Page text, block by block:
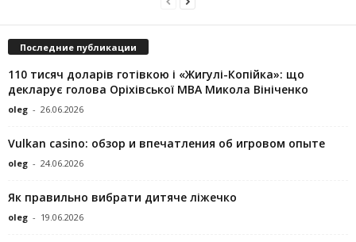
Последние публикации
110 тисяч доларів готівкою і «Жигулі-Копійка»: що
декларує голова Оріхівської МВА Микола Вініченко
oleg - 26.06.2026
Vulkan casino: обзор и впечатления об игровом опыте
oleg - 24.06.2026
Як правильно вибрати дитяче ліжечко
oleg - 19.06.2026